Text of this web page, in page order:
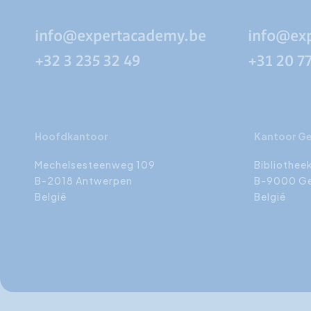
info@expertacademy.be
+32 3 235 32 49
+31 20
Hoofdkantoor
Mechelsesteenweg 109
B-2018 Antwerpen
België
Kantoor
B-9000
België